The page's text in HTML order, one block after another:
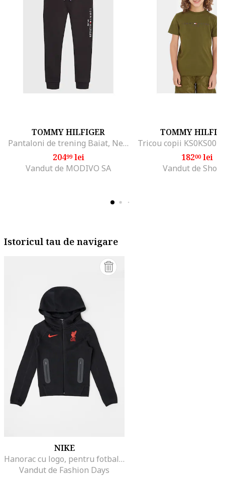
TOMMY HILFIGER
Pantaloni de trening Baiat, Negru, 100% bumbac, 4Y
20499lei
Vandut de MODIVO SA
TOMMY
Tricou copii
18200lei
Vandut de
Istoricul tau de navigare
NIKE
Hanorac cu logo, pentru fotbal, Negru
Vandut de Fashion Days